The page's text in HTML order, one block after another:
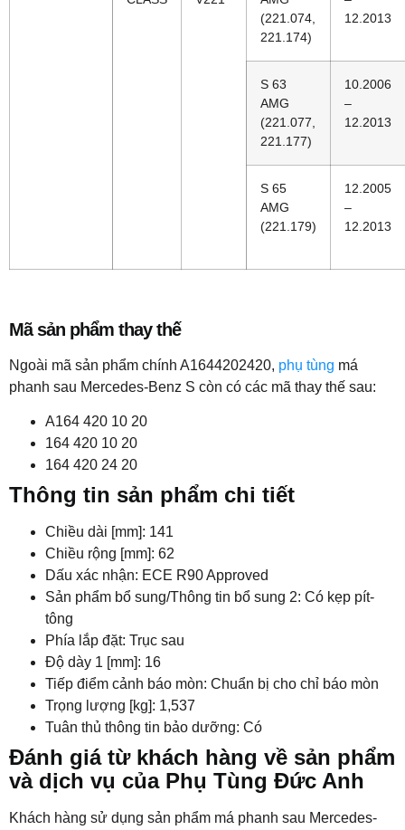
(221.074,
221.174)
12.2013
S 63
AMG
(221.077,
221.177)
10.2006
–
12.2013
S 65
AMG
(221.179)
12.2005
–
12.2013
Mã sản phẩm thay thế
Ngoài mã sản phẩm chính A1644202420, phụ tùng má
phanh sau Mercedes-Benz S còn có các mã thay thế sau:
A164 420 10 20
164 420 10 20
164 420 24 20
Thông tin sản phẩm chi tiết
Chiều dài [mm]: 141
Chiều rộng [mm]: 62
Dấu xác nhận: ECE R90 Approved
Sản phẩm bổ sung/Thông tin bổ sung 2: Có kẹp pít-
tông
Phía lắp đặt: Trục sau
Độ dày 1 [mm]: 16
Tiếp điểm cảnh báo mòn: Chuẩn bị cho chỉ báo mòn
Trọng lượng [kg]: 1,537
Tuân thủ thông tin bảo dưỡng: Có
Đánh giá từ khách hàng về sản phẩm
và dịch vụ của Phụ Tùng Đức Anh
Khách hàng sử dụng sản phẩm má phanh sau Mercedes-